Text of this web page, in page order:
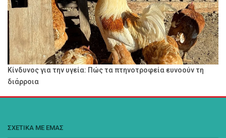
Κίνδυνος για την υγεία: Πώς τα πτηνοτροφεία ευνοούν τη
διάρροια
ΣΧΕΤΙΚΑ ΜΕ ΕΜΑΣ